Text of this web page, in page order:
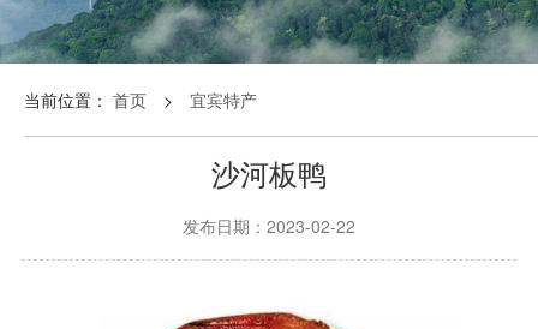
当前位置： 首页 > 宜宾特产
沙河板鸭
发布日期：2023-02-22